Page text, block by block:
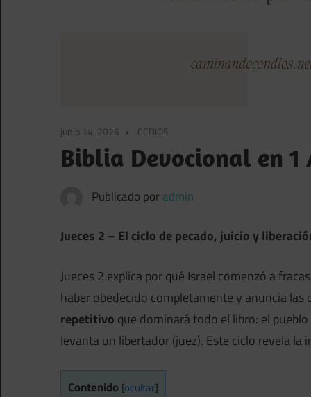
junio 14, 2026 CCDIOS
Biblia Devocional en 1
Publicado por admin
Jueces 2 – El ciclo de pecado, juicio y
Jueces 2 explica por qué Israel comenzó a
haber obedecido completamente y anuncia
repetitivo que dominará todo el libro: el
levanta un libertador (juez). Este ciclo revela la
Contenido [ocultar]